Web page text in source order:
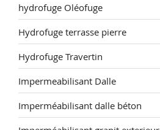
hydrofuge Oléofuge
Hydrofuge terrasse pierre
Hydrofuge Travertin
Impermeabilisant Dalle
Imperméabilisant dalle béton